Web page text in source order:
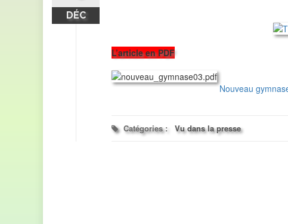
DÉC
L’article en PDF
Nouveau
Catégories : Vu dans la presse